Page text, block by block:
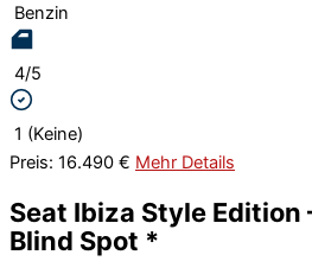
Benzin
4/5
1 (Keine)
Preis: 16.490 € Mehr Details
Seat Ibiza Style Edition
Blind Spot *